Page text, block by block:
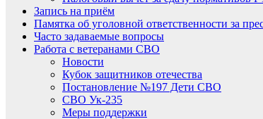
Запись на приём
Памятка об уголовной ответственности за
Часто задаваемые вопросы
Работа с ветеранами СВО
Новости
Кубок защитников отечества
Постановление №197 Дети СВО
СВО Ук-235
Меры поддержки